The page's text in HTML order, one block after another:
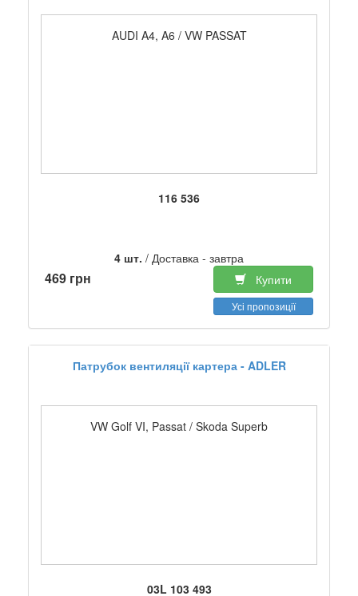
AUDI A4, A6 / VW PASSAT
116 536
4 шт. / Доставка - завтра
469 грн Купити
Усі пропозиції
Патрубок вентиляції картера - ADLER
VW Golf VI, Passat / Skoda Superb
03L 103 493